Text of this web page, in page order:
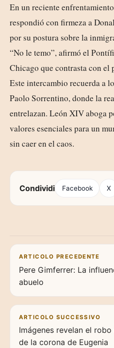
En un reciente
respondió con firmeza a
por su postura sobre la
“No le temo”, afirmó el
Chicago que contrasta con el
Este intercambio recuerda a
Paolo Sorrentino, donde la
entrelazan. León XIV aboga
valores esenciales para un
sin caer en el caos.
Condividi Facebook X
Navigazione
ARTICOLO PRECEDENTE
Pere Gimferrer: La
abuelo
ARTICOLO SUCCESSIVO
Imágenes revelan el
de la corona de Eugenia